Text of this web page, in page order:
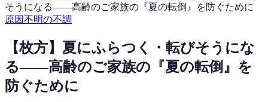
そうになる——高齢のご家族の『夏の転倒』を防ぐために
原因不明の不調
【枚方】夏にふらつく・転びそうにな
る——高齢のご家族の『夏の転倒』を
防ぐために